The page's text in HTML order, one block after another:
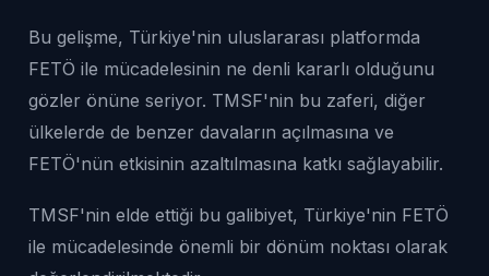
Bu gelişme, Türkiye'nin uluslararası platformda
FETÖ ile mücadelesinin ne denli kararlı olduğunu
gözler önüne seriyor. TMSF'nin bu zaferi, diğer
ülkelerde de benzer davaların açılmasına ve
FETÖ'nün etkisinin azaltılmasına katkı sağlayabilir.
TMSF'nin elde ettiği bu galibiyet, Türkiye'nin FETÖ
ile mücadelesinde önemli bir dönüm noktası olarak